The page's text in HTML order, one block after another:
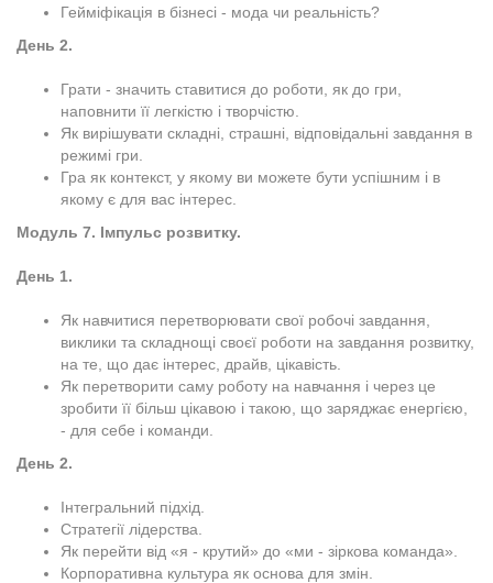
Гейміфікація в бізнесі - мода чи реальність?
День 2.
Грати - значить ставитися до роботи, як до гри,
наповнити її легкістю і творчістю.
Як вирішувати складні, страшні, відповідальні завдання в
режимі гри.
Гра як контекст, у якому ви можете бути успішним і в
якому є для вас інтерес.
Модуль 7. Імпульс розвитку.
День 1.
Як навчитися перетворювати свої робочі завдання,
виклики та складнощі своєї роботи на завдання розвитку,
на те, що дає інтерес, драйв, цікавість.
Як перетворити саму роботу на навчання і через це
зробити її більш цікавою і такою, що заряджає енергією,
- для себе і команди.
День 2.
Інтегральний підхід.
Стратегії лідерства.
Як перейти від «я - крутий» до «ми - зіркова команда».
Корпоративна культура як основа для змін.